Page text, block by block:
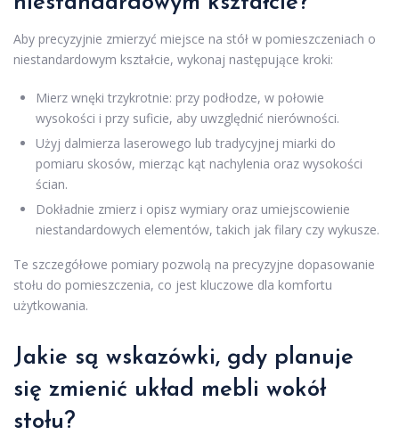
Aby precyzyjnie zmierzyć miejsce na stół w pomieszczeniach o
niestandardowym kształcie, wykonaj następujące kroki:
Mierz wnęki trzykrotnie: przy podłodze, w połowie
wysokości i przy suficie, aby uwzględnić nierówności.
Użyj dalmierza laserowego lub tradycyjnej miarki do
pomiaru skosów, mierząc kąt nachylenia oraz wysokości
ścian.
Dokładnie zmierz i opisz wymiary oraz umiejscowienie
niestandardowych elementów, takich jak filary czy wykusze.
Te szczegółowe pomiary pozwolą na precyzyjne dopasowanie
stołu do pomieszczenia, co jest kluczowe dla komfortu
użytkowania.
Jakie są wskazówki, gdy planuje
się zmienić układ mebli wokół
stołu?